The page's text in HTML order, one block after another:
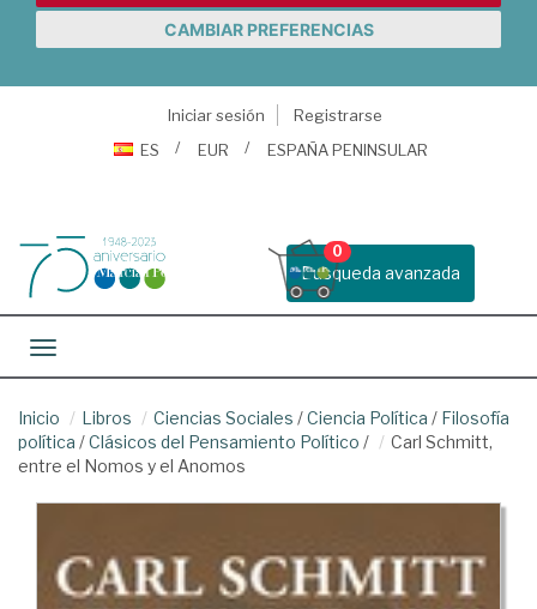
CAMBIAR PREFERENCIAS
Iniciar sesión
Registrarse
ES
EUR ESPAÑA PENINSULAR
Busqueda avanzada
0
Toggle navigation
Inicio Libros Ciencias Sociales /Ciencia Política / Filosofía
política /Clásicos del Pensamiento Político /
Carl Schmitt,
entre el Nomos y el Anomos